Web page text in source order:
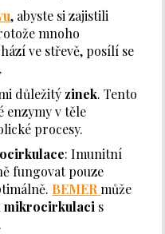
, abyste si zajistili
mnoho
ve střevě, posílí se
.
důležitý zinek. Tento
v těle
procesy.
: Imunitní
fungovat pouze
BEMERmůže
mikrocirkulaci s